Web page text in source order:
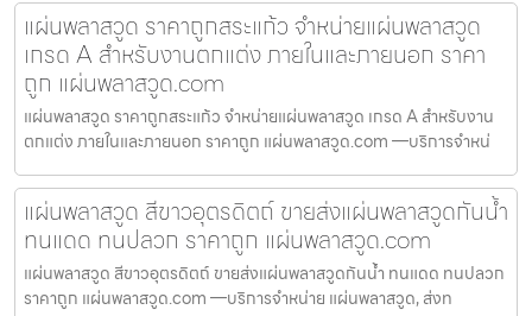
แผ่นพลาสวูด ราคาถูกสระแก้ว จำหน่ายแผ่นพลาสวูด
เกรด A สำหรับงานตกแต่ง ภายในและภายนอก ราคา
ถูก แผ่นพลาสวูด.com
แผ่นพลาสวูด ราคาถูกสระแก้ว จำหน่ายแผ่นพลาสวูด เกรด A สำหรับงาน
ตกแต่ง ภายในและภายนอก ราคาถูก แผ่นพลาสวูด.com —บริการจำหน่
แผ่นพลาสวูด สีขาวอุตรดิตถ์ ขายส่งแผ่นพลาสวูดกันน้ำ
ทนแดด ทนปลวก ราคาถูก แผ่นพลาสวูด.com
แผ่นพลาสวูด สีขาวอุตรดิตถ์ ขายส่งแผ่นพลาสวูดกันน้ำ ทนแดด ทนปลวก
ราคาถูก แผ่นพลาสวูด.com —บริการจำหน่าย แผ่นพลาสวูด, ส่งท